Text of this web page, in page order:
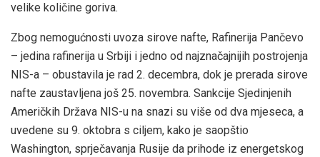
velike količine goriva.
Zbog nemogućnosti uvoza sirove nafte, Rafinerija Pančevo
– jedina rafinerija u Srbiji i jedno od najznačajnijih postrojenja
NIS-a – obustavila je rad 2. decembra, dok je prerada sirove
nafte zaustavljena još 25. novembra. Sankcije Sjedinjenih
Američkih Država NIS-u na snazi su više od dva mjeseca, a
uvedene su 9. oktobra s ciljem, kako je saopštio
Washington, sprječavanja Rusije da prihode iz energetskog